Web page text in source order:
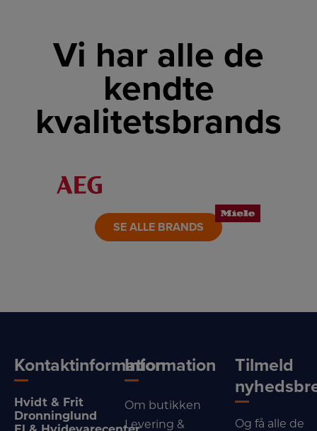
Vi har alle de
kendte
kvalitetsbrands
LINK
SE ALLE BRANDS
Kontaktinformation
Hvidt & Frit
Dronninglund
Information
Om butikken
Levering &
Tilmeld
Og få alle de